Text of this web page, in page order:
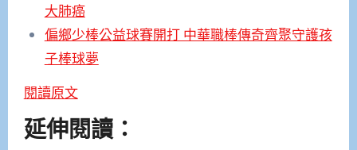
大肺癌
偏鄉少棒公益球賽開打 中華職棒傳奇齊聚守護孩
子棒球夢
閱讀原文
延伸閱讀：